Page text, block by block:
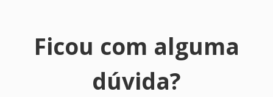
Ficou com alguma
dúvida?